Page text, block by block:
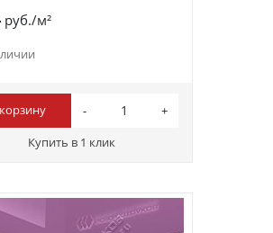
руб./м²
Купить в 1 клик